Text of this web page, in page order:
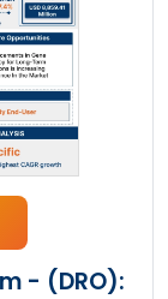
- (DRO):